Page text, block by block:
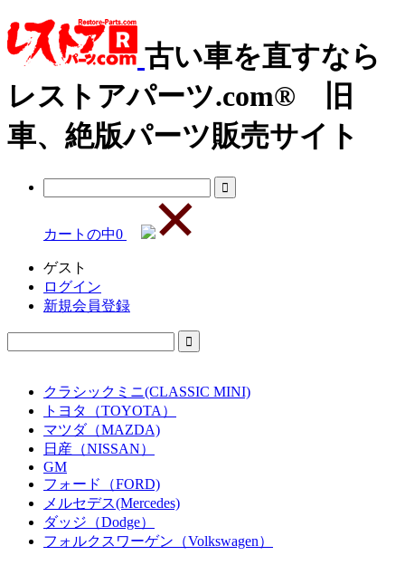
古い車を直すなら
レストアパーツ.com® 旧
車、絶版パーツ販売サイト
カートの中0
ゲスト
ログイン
新規会員登録
クラシックミニ(CLASSIC MINI)
トヨタ（TOYOTA）
マツダ（MAZDA)
日産（NISSAN）
GM
フォード（FORD)
メルセデス(Mercedes)
ダッジ（Dodge）
フォルクスワーゲン（Volkswagen）